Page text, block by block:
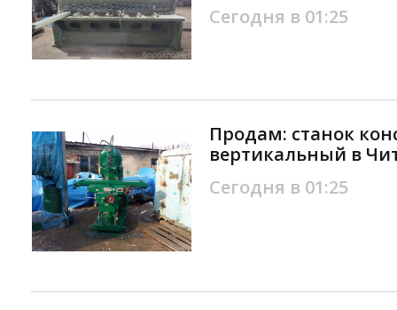
Сегодня в 01:25
Продам: станок
вертикальный в
Сегодня в 01:25